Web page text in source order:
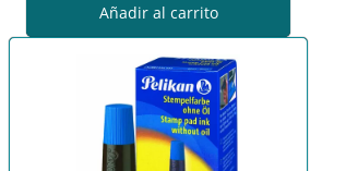
Añadir al carrito